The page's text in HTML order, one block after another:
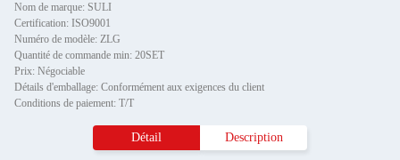
Nom de marque: SULI
Certification: ISO9001
Numéro de modèle: ZLG
Quantité de commande min: 20SET
Prix: Négociable
Détails d'emballage: Conformément aux exigences du client
Conditions de paiement: T/T
Détail Description